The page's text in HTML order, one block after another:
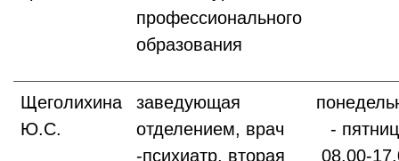
профессионального
образования
Щеголихина
Ю.С.
заведующая
отделением, врач
-психиатр, вторая
-
08.00-